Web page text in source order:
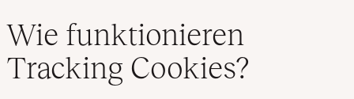
Wie funktionieren
Tracking Cookies?